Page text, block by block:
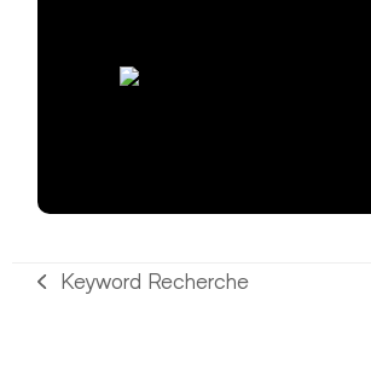
vorheriger
Keyword Recherche